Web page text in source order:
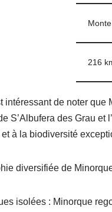
216
intéressant de noter
S’Albufera des Grau et
à la biodiversité
diversifiée de
isolées : Minorque